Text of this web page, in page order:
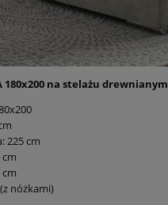
na stelażu
225 cm
cm
cm
nóżkami)